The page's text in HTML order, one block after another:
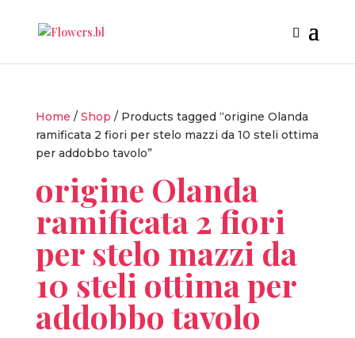
Home / Shop / Products tagged “origine Olanda
ramificata 2 fiori per stelo mazzi da 10 steli ottima
per addobbo tavolo”
origine Olanda
ramificata 2 fiori
per stelo mazzi da
10 steli ottima per
addobbo tavolo